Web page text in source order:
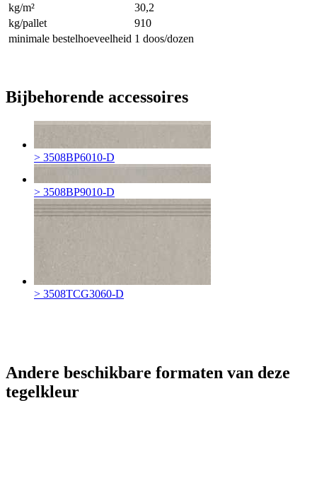
kg/m²
30,2
kg/pallet
910
minimale bestelhoeveelheid 1 doos/dozen
Bijbehorende accessoires
> 3508BP6010-D
> 3508BP9010-D
> 3508TCG3060-D
Andere beschikbare formaten van deze
tegelkleur